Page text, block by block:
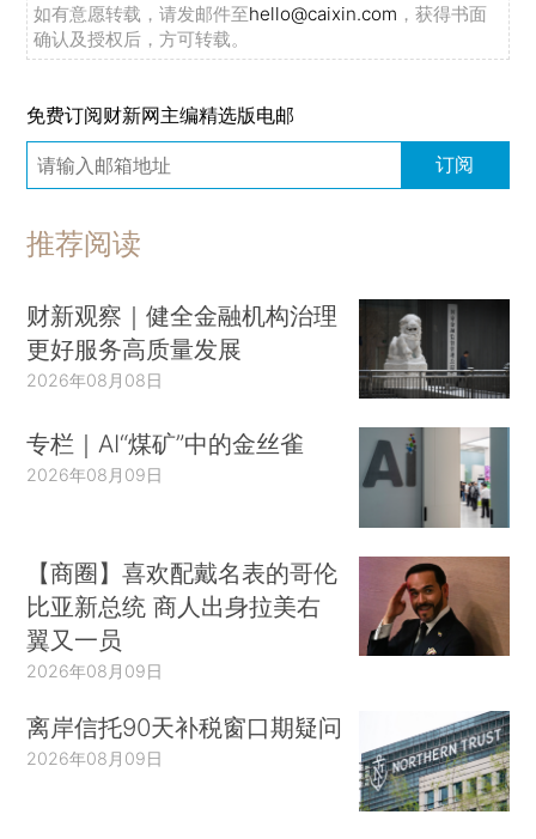
如有意愿转载，请发邮件至hello@caixin.com ，获得书面
确认及授权后，方可转载。
免费订阅财新网主编精选版电邮
订阅
推荐阅读
财新观察｜健全金融机构治理
更好服务高质量发展
2026年08月08日
专栏｜AI“煤矿”中的金丝雀
2026年08月09日
【商圈】喜欢配戴名表的哥伦
比亚新总统 商人出身拉美右
翼又一员
2026年08月09日
离岸信托90天补税窗口期疑问
2026年08月09日